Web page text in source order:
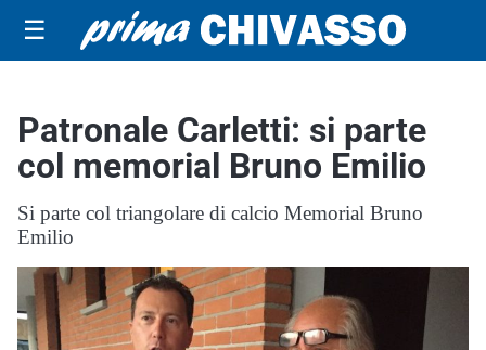
☰
Patronale Carletti: si parte
col memorial Bruno Emilio
Si parte col triangolare di calcio Memorial Bruno
Emilio